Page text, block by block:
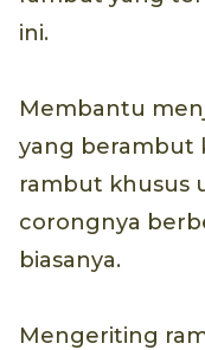
ini.
Membantu
yang berambut
rambut khusus
corongnya
biasanya.
Mengeriting